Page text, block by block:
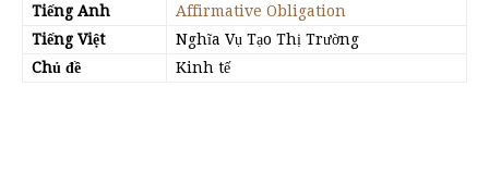
Tiếng Anh
Affirmative Obligation
Tiếng Việt
Nghĩa Vụ Tạo Thị Trường
Chủ đề
Kinh tế